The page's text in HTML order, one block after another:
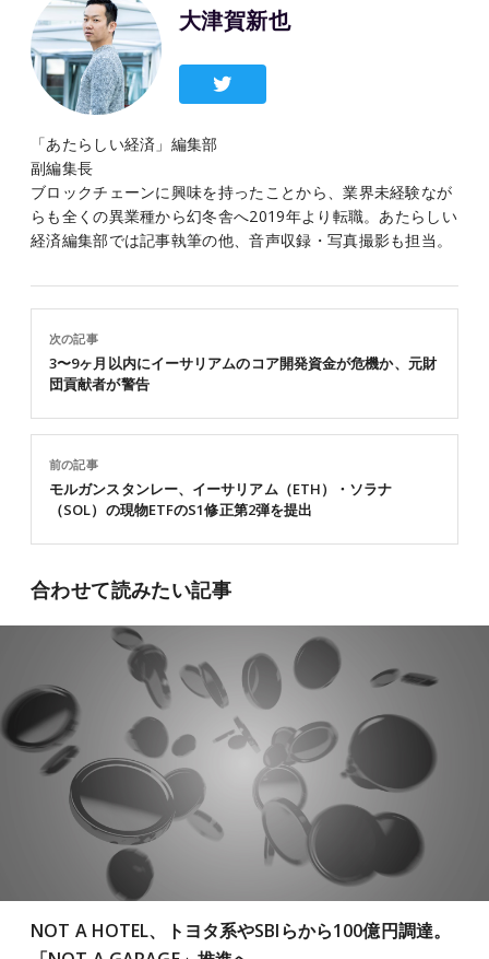
大津賀新也
「あたらしい経済」編集部
副編集長
ブロックチェーンに興味を持ったことから、業界未経験なが
らも全くの異業種から幻冬舎へ2019年より転職。あたらしい
経済編集部では記事執筆の他、音声収録・写真撮影も担当。
前の記事
モルガンスタンレー、イーサリアム（ETH）・ソラナ
（SOL）の現物ETFのS1修正第2弾を提出
次の記事
3〜9ヶ月以内にイーサリアムのコア開発資金が危機か、元財
団貢献者が警告
合わせて読みたい記事
NOT A HOTEL、トヨタ系やSBIらから100億円調達。